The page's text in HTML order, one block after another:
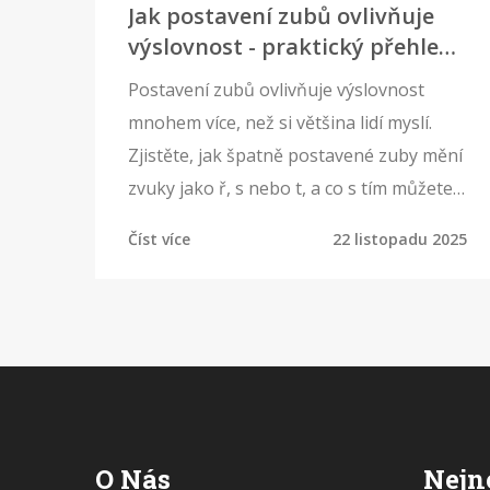
Jak postavení zubů ovlivňuje
výslovnost - praktický přehled
pro každého
Postavení zubů ovlivňuje výslovnost
mnohem více, než si většina lidí myslí.
Zjistěte, jak špatně postavené zuby mění
zvuky jako ř, s nebo t, a co s tím můžete
Číst více 22 listopadu 2025
O Nás